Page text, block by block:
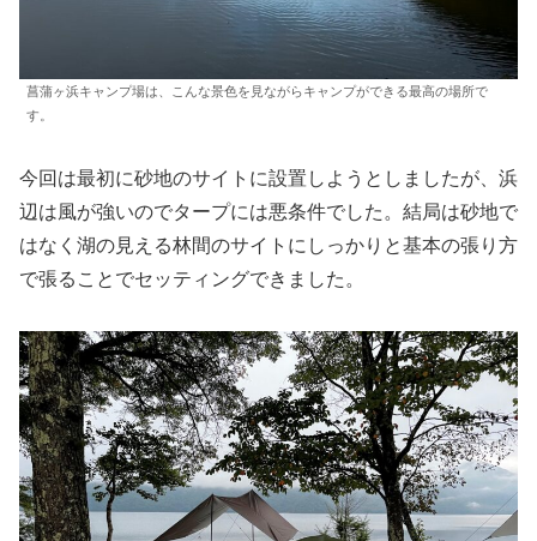
菖蒲ヶ浜キャンプ場は、こんな景色を見ながらキャンプができる最高の場所で
す。
今回は最初に砂地のサイトに設置しようとしましたが、浜
辺は風が強いのでタープには悪条件でした。結局は砂地で
はなく湖の見える林間のサイトにしっかりと基本の張り方
で張ることでセッティングできました。